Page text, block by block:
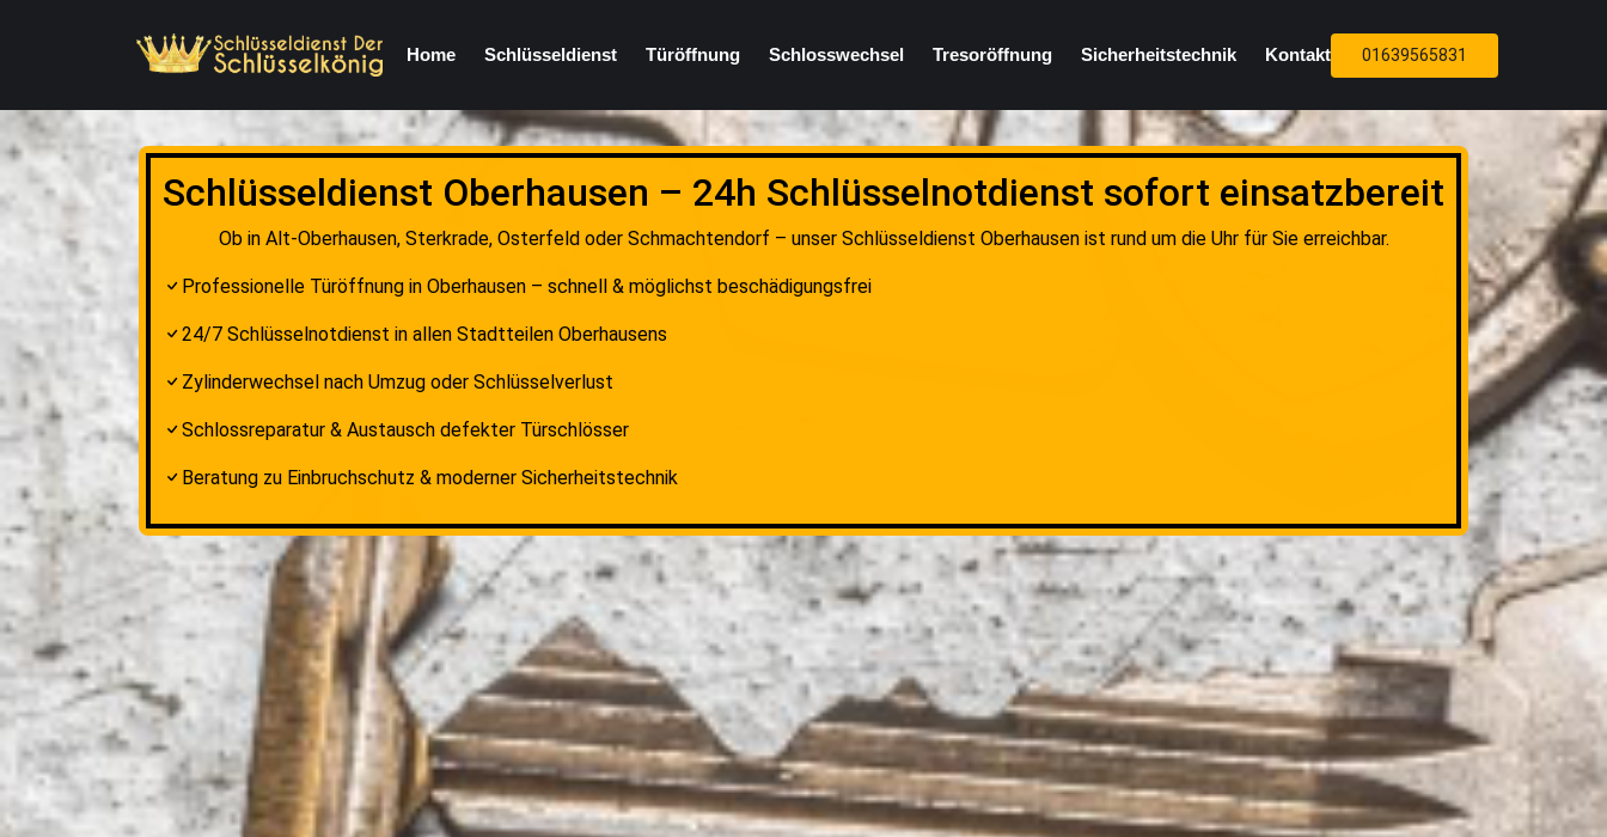
Home Schlüsseldienst Türöffnung Schlosswechsel Tresoröffnung Sicherheitstechnik Kontakt 01639565831
Schlüsseldienst Oberhausen – 24h Schlüsselnotdienst sofort einsatzbereit
Ob in Alt-Oberhausen, Sterkrade, Osterfeld oder Schmachtendorf – unser Schlüsseldienst Oberhausen ist rund um die Uhr für Sie erreichbar.
Professionelle Türöffnung in Oberhausen – schnell & möglichst beschädigungsfrei
24/7 Schlüsselnotdienst in allen Stadtteilen Oberhausens
Zylinderwechsel nach Umzug oder Schlüsselverlust
Schlossreparatur & Austausch defekter Türschlösser
Beratung zu Einbruchschutz & moderner Sicherheitstechnik